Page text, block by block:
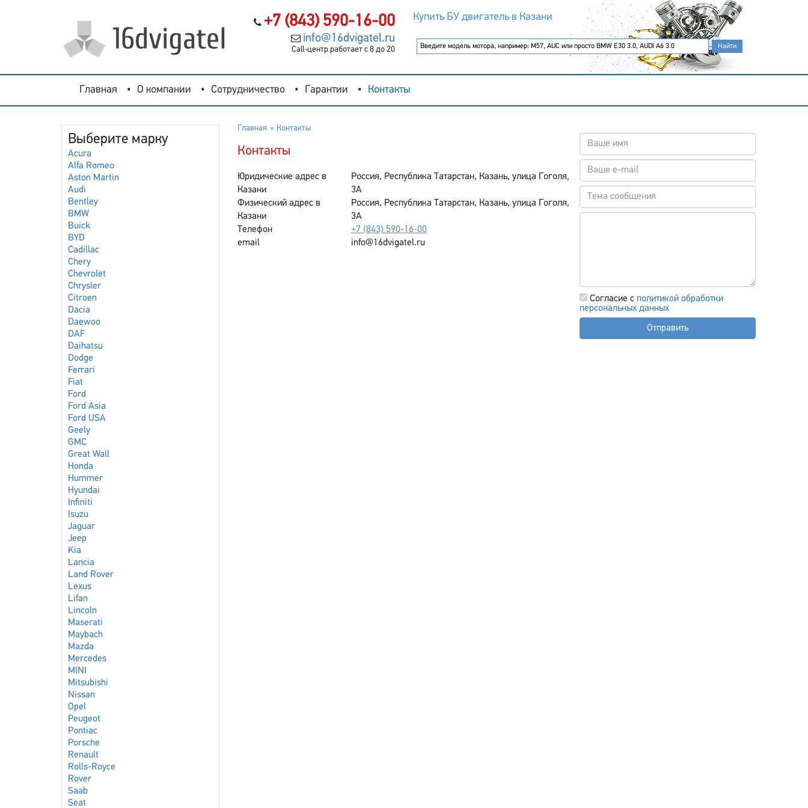
+7 (843) 590-16-00
info@16dvigatel.ru
Call-центр работает с 8 до 20
Купить БУ двигатель в Казани
Главная О компании Сотрудничество Гарантии Контакты
Выберите марку
Acura
Alfa Romeo
Aston Martin
Audi
Bentley
BMW
Buick
BYD
Cadillac
Chery
Chevrolet
Chrysler
Citroen
Dacia
Daewoo
DAF
Daihatsu
Dodge
Ferrari
Fiat
Ford
Ford Asia
Ford USA
Geely
GMC
Great Wall
Honda
Hummer
Hyundai
Infiniti
Isuzu
Jaguar
Jeep
Kia
Lancia
Land Rover
Lexus
Lifan
Lincoln
Maserati
Maybach
Mazda
Mercedes
MINI
Mitsubishi
Nissan
Opel
Peugeot
Pontiac
Porsche
Renault
Rolls-Royce
Rover
Saab
Seat
Главная Контакты
Контакты
Юридические адрес в
Казани
Россия, Республика Татарстан, Казань, улица Гоголя,
3А
Физический адрес в
Казани
Россия, Республика Татарстан, Казань, улица Гоголя,
3А
Телефон
+7 (843) 590-16-00
email
info@16dvigatel.ru
Согласие с политикой обработки
персональных данных
Отправить